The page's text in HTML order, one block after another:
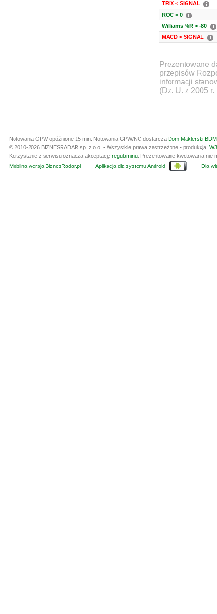
TRIX < SIGNAL
ROC > 0
Williams %R > -80
MACD < SIGNAL
Prezentowane
przepisów
informacji
(Dz. U. z 2005
Notowania GPW opóźnione 15 min. Notowania GPW/NC dostarcza Dom Maklerski
© 2010-2026 BIZNESRADAR sp. z o.o. • Wszystkie prawa zastrzeżone • produkcja:
Korzystanie z serwisu oznacza akceptację regulaminu . Prezentowanie kwotowania
Mobilna wersja BiznesRadar.pl
Aplikacja dla systemu Android Dla